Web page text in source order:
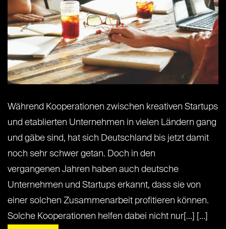
Während Kooperationen zwischen kreativen Startups
und etablierten Unternehmen in vielen Ländern gang
und gäbe sind, hat sich Deutschland bis jetzt damit
noch sehr schwer getan. Doch in den
vergangenen Jahren haben auch deutsche
Unternehmen und Startups erkannt, dass sie von
einer solchen Zusammenarbeit profitieren können.
Solche Kooperationen helfen dabei nicht nur[...] [...]